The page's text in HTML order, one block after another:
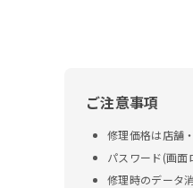
ご注意事項
修理価格は店舗
パスワード(画面
修理時のデータ